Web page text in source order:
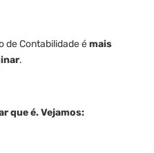
de Contabilidade émais
.
que é. Vejamos: